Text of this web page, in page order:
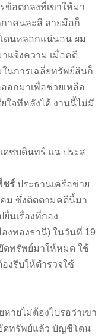
ข้อตกลงที่เขาให้มา
าคนละสี ลายมือก็
ดนหลอกแน่นอน ผม
าแจ้งความ เมื่อคดี
นการเฉลี่ยทรัพย์สินก็
อกมาเพื่อช่วยเหลือ
ใจทีหลังได้ งานนี้ไม่มี
ชร์ ประธานเครือข่าย
ม ซึ่งติดตามคดีนี้มา
ยื่นเรื่องที่กอง
งทองธานี) ในวันที่ 19
ดทรัพย์มาให้หมด ใช้
งรีบให้ตำรวจใช้
ไม่ต้องไปรอว่าเขา
ดทรัพย์แล้ว บัญชีโดน